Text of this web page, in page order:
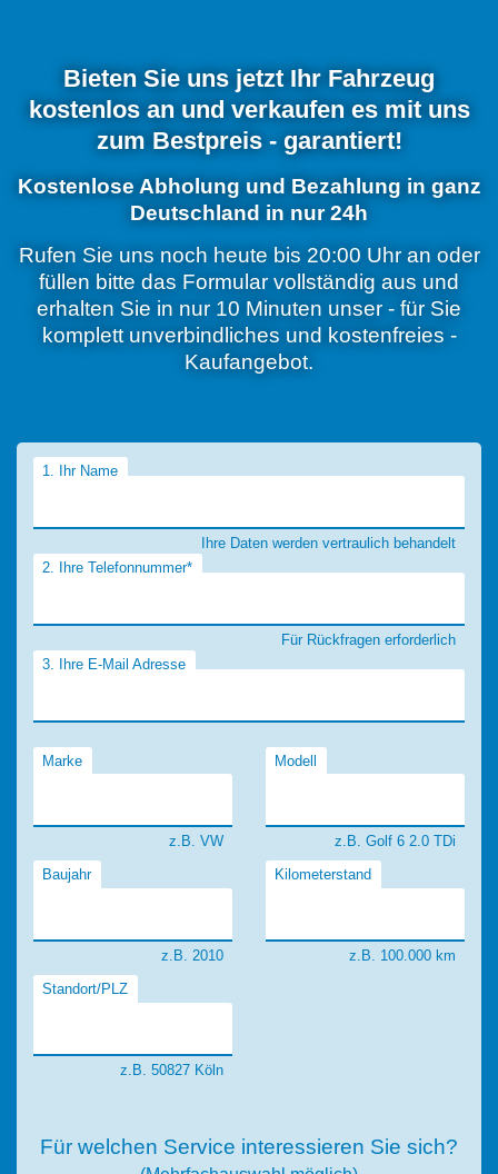
Bieten Sie uns jetzt Ihr Fahrzeug
kostenlos an und verkaufen es mit uns
zum Bestpreis - garantiert!
Kostenlose Abholung und Bezahlung in ganz
Deutschland in nur 24h
Rufen Sie uns noch heute bis 20:00 Uhr an oder
füllen bitte das Formular vollständig aus und
erhalten Sie in nur 10 Minuten unser - für Sie
komplett unverbindliches und kostenfreies -
Kaufangebot.
1. Ihr Name
Ihre Daten werden vertraulich behandelt
2. Ihre Telefonnummer*
Für Rückfragen erforderlich
3. Ihre E-Mail Adresse
Marke
z.B. VW
Modell
z.B. Golf 6 2.0 TDi
Baujahr
z.B. 2010
Kilometerstand
z.B. 100.000 km
Standort/PLZ
z.B. 50827 Köln
Für welchen Service interessieren Sie sich?